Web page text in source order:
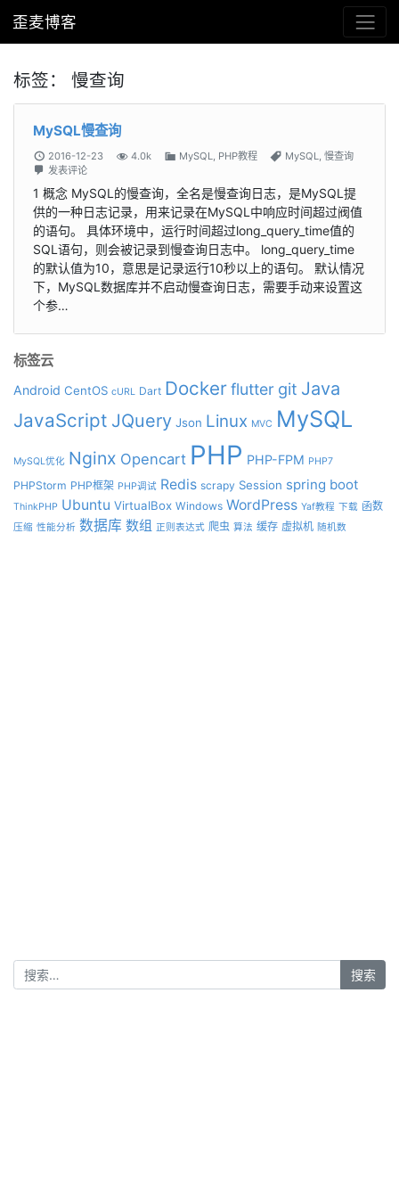
歪麦博客
标签： 慢查询
MySQL慢查询
2016-12-23 4.0k MySQL PHP教程 MySQL
慢查询
发表评论
1 概念 MySQL的慢查询，全名是慢查询日志，是MySQL提
供的一种日志记录，用来记录在MySQL中响应时间超过阀值
的语句。 具体环境中，运行时间超过long_query_time值的
SQL语句，则会被记录到慢查询日志中。 long_query_time
的默认值为10，意思是记录运行10秒以上的语句。 默认情况
下，MySQL数据库并不启动慢查询日志，需要手动来设置这
个参…
标签云
Android CentOS cURL Dart Dockerflutter git Java
JavaScript JQuery Json Linux MVC MySQL
MySQL优化 Nginx Opencart PHP PHP-FPM PHP7
PHPStorm PHP框架 PHP调试 Redis scrapy Session spring boot
ThinkPHP Ubuntu VirtualBox Windows WordPress Yaf教程 下载 函数
压缩 性能分析 数据库 数组 正则表达式 爬虫 算法 缓存 虚拟机 随机数